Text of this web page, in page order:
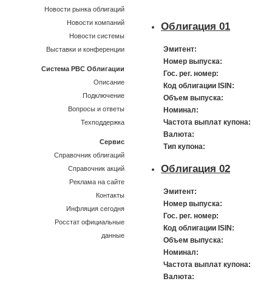
Облигация 01
Эмитент:
Номер выпуска:
Гос. рег. номер:
Код облигации ISIN:
Объем выпуска:
Номинал:
Частота выплат купона:
Валюта:
Тип купона:
Облигация 02
Эмитент:
Номер выпуска:
Гос. рег. номер:
Код облигации ISIN:
Объем выпуска:
Номинал:
Частота выплат купона:
Валюта:
Новости рынка облигаций
Новости компаний
Новости системы
Выставки и конференции
Система РВС Облигации
Описание
Подключение
Вопросы и ответы
Техподдержка
Сервис
Справочник облигаций
Справочник акций
Реклама на сайте
Контакты
Инфляция сегодня
Росстат официальные
данные